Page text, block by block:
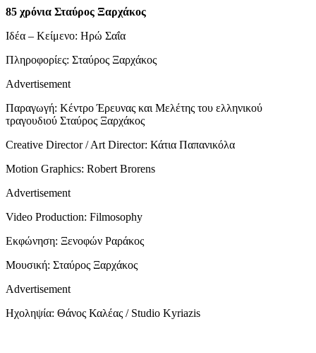
85 χρόνια Σταύρος Ξαρχάκος
Ιδέα – Κείμενο: Ηρώ Σαΐα
Πληροφορίες: Σταύρος Ξαρχάκος
Advertisement
Παραγωγή: Κέντρο Έρευνας και Μελέτης του ελληνικού
τραγουδιού Σταύρος Ξαρχάκος
Creative Director / Art Director: Κάτια Παπανικόλα
Motion Graphics: Robert Brorens
Advertisement
Video Production: Filmosophy
Εκφώνηση: Ξενοφών Ραράκος
Μουσική: Σταύρος Ξαρχάκος
Advertisement
Ηχοληψία: Θάνος Καλέας / Studio Kyriazis